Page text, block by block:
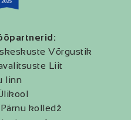
Võrgustik
Liit
linn
kolledž